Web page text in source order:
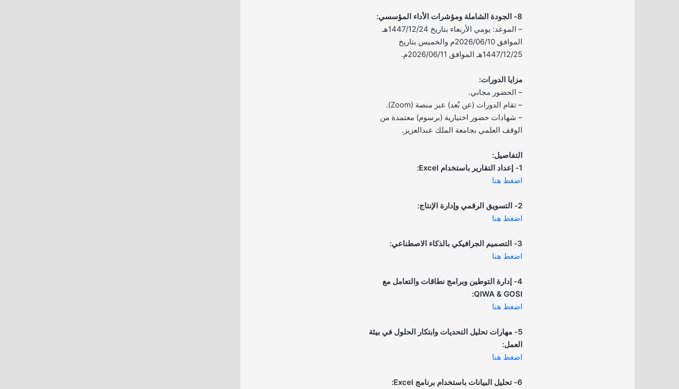
8- الجودة الشاملة ومؤشرات الأداء المؤسسي:
– الموعد: يومي الأربعاء بتاريخ 1447/12/24هـ
الموافق 2026/06/10م والخميس بتاريخ
1447/12/25هـ الموافق 2026/06/11م.
مزايا الدورات:
– الحضور مجاني.
– تقام الدورات (عن بُعد) عبر منصة (Zoom).
– شهادات حضور اختيارية (برسوم) معتمدة من
الوقف العلمي بجامعة الملك عبدالعزيز.
التفاصيل:
1- إعداد التقارير باستخدام Excel:
اضغط هنا
2- التسويق الرقمي وإدارة الإنتاج:
اضغط هنا
3- التصميم الجرافيكي بالذكاء الاصطناعي:
اضغط هنا
4- إدارة التوطين وبرامج نطاقات والتعامل مع
QIWA & GOSI:
اضغط هنا
5- مهارات تحليل التحديات وابتكار الحلول في بيئة
العمل:
اضغط هنا
6- تحليل البيانات باستخدام برنامج Excel: